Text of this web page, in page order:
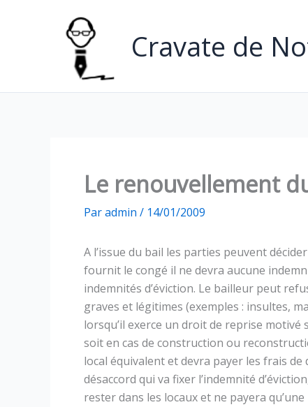
Cravate de
Le renouvellement
Paradmin / 14/01/2009
A l’issue du bail les parties peuvent
fournit le congé il ne devra aucune
indemnités d’éviction. Le bailleur peut
graves et légitimes (exemples : insultes,
lorsqu’il exerce un droit de reprise
soit en cas de construction ou
local équivalent et devra payer les frais de
désaccord qui va fixer l’indemnité
rester dans les locaux et ne payera